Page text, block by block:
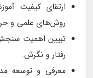
ارتقای کیفیت
روش‌های علمی و
تبیین اهمیت
رفتار و نگرش.
معرفی و توسعه